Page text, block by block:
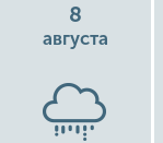
8
августа